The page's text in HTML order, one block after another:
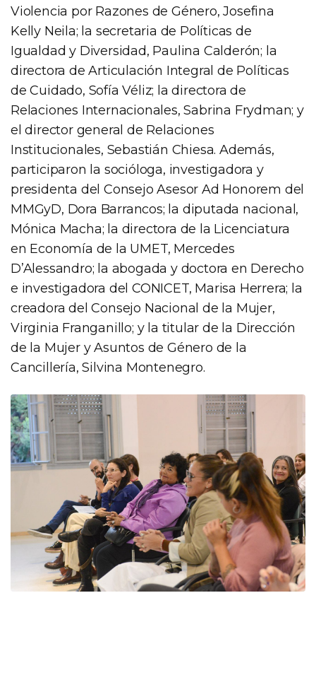
Violencia por Razones de Género, Josefina
Kelly Neila; la secretaria de Políticas de
Igualdad y Diversidad, Paulina Calderón; la
directora de Articulación Integral de Políticas
de Cuidado, Sofía Véliz; la directora de
Relaciones Internacionales, Sabrina Frydman; y
el director general de Relaciones
Institucionales, Sebastián Chiesa. Además,
participaron la socióloga, investigadora y
presidenta del Consejo Asesor Ad Honorem del
MMGyD, Dora Barrancos; la diputada nacional,
Mónica Macha; la directora de la Licenciatura
en Economía de la UMET, Mercedes
D’Alessandro; la abogada y doctora en Derecho
e investigadora del CONICET, Marisa Herrera; la
creadora del Consejo Nacional de la Mujer,
Virginia Franganillo; y la titular de la Dirección
de la Mujer y Asuntos de Género de la
Cancillería, Silvina Montenegro.